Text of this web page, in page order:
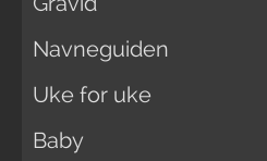
Navneguiden
Uke for uke
Baby